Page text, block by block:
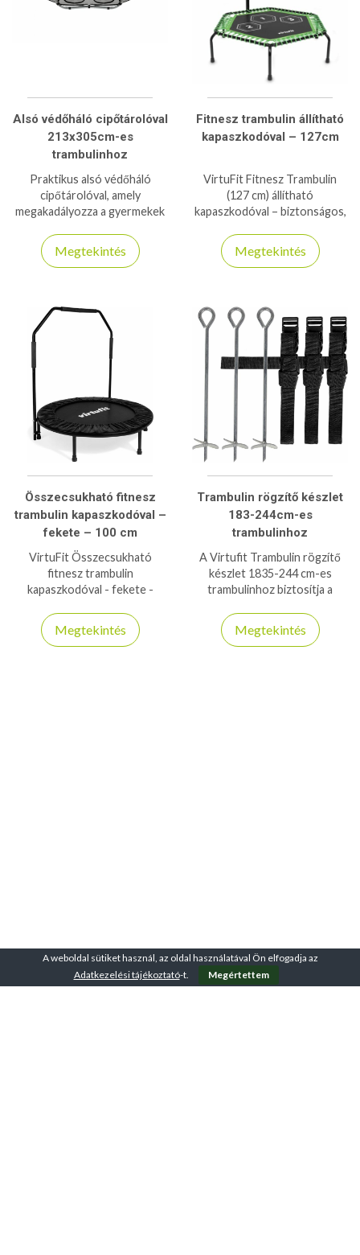
Alsó védőháló cipőtárolóval
213x305cm-es
trambulinhoz
Praktikus alsó védőháló
cipőtárolóval, amely
megakadályozza a gyermekek
tartja a lábbeliket trambulin
használatkor.
Megtekintés
Fitnesz trambulin állítható
kapaszkodóval – 127cm
VirtuFit Fitnesz Trambulin
(127 cm) állítható
kapaszkodóval – biztonságos,
otthonra vagy edzőterembe.
Megtekintés
Összecsukható fitnesz
trambulin kapaszkodóval –
fekete – 100 cm
VirtuFit Összecsukható
fitnesz trambulin
kapaszkodóval - fekete -
120kg-os teherbírással
kapható!
Megtekintés
Trambulin rögzítő készlet
183-244cm-es
trambulinhoz
A Virtufit Trambulin rögzítő
készlet 1835-244 cm-es
trambulinhoz biztosítja a
növelve a trambulin
tartósságát és használati
Megtekintés
A weboldal sütiket használ, az oldal használatával Ön elfogadja az
Adatkezelési tájékoztató-t. Megértettem